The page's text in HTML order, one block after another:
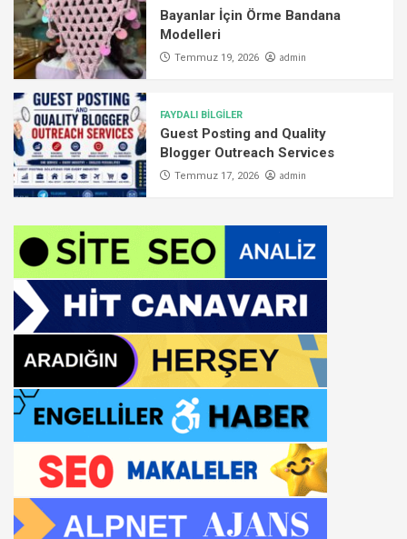
Bayanlar İçin Örme Bandana
Modelleri
Temmuz 19, 2026 admin
FAYDALI BİLGİLER
Guest Posting and Quality
Blogger Outreach Services
Temmuz 17, 2026 admin